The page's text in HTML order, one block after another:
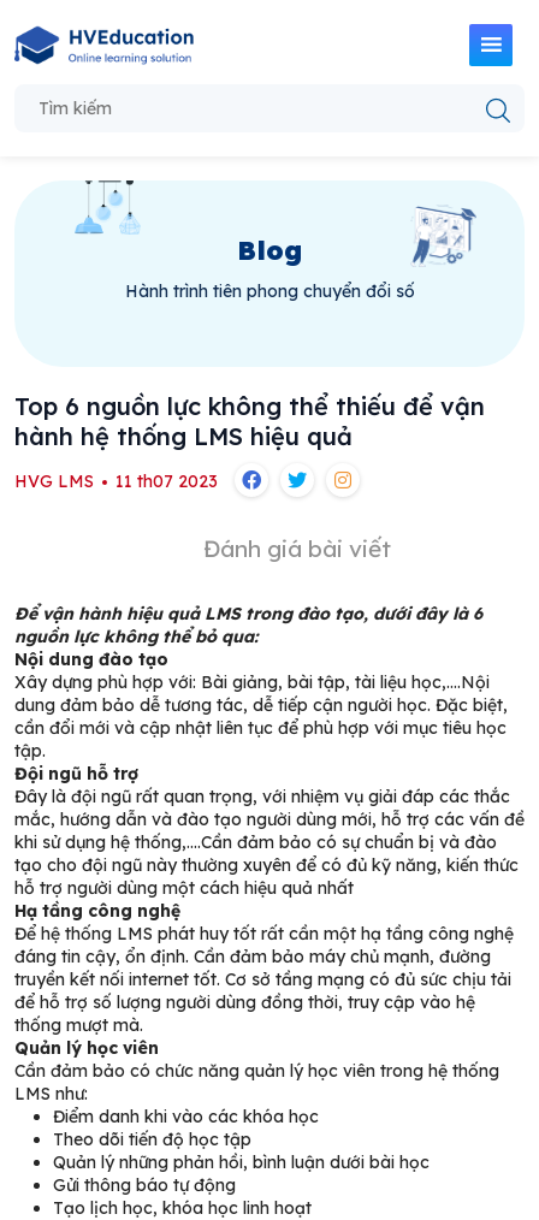
Blog
Hành trình tiên phong chuyển đổi số
Top 6 nguồn lực không thể thiếu để vận
hành hệ thống LMS hiệu quả
HVG LMS 11 th07 2023
Đánh giá bài viết
Để vận hành hiệu quả LMS trong đào tạo, dưới đây là 6
nguồn lực không thể bỏ qua:
Nội dung đào tạo
Xây dựng phù hợp với: Bài giảng, bài tập, tài liệu học,….Nội
dung đảm bảo dễ tương tác, dễ tiếp cận người học. Đặc biệt,
cần đổi mới và cập nhật liên tục để phù hợp với mục tiêu học
tập.
Đội ngũ hỗ trợ
Đây là đội ngũ rất quan trọng, với nhiệm vụ giải đáp các thắc
mắc, hướng dẫn và đào tạo người dùng mới, hỗ trợ các vấn đề
khi sử dụng hệ thống,….Cần đảm bảo có sự chuẩn bị và đào
tạo cho đội ngũ này thường xuyên để có đủ kỹ năng, kiến thức
hỗ trợ người dùng một cách hiệu quả nhất
Hạ tầng công nghệ
Để hệ thống LMS phát huy tốt rất cần một hạ tầng công nghệ
đáng tin cậy, ổn định. Cần đảm bảo máy chủ mạnh, đường
truyền kết nối internet tốt. Cơ sở tầng mạng có đủ sức chịu tải
để hỗ trợ số lượng người dùng đồng thời, truy cập vào hệ
thống mượt mà.
Quản lý học viên
Cần đảm bảo có chức năng quản lý học viên trong hệ thống
LMS như:
Điểm danh khi vào các khóa học
Theo dõi tiến độ học tập
Quản lý những phản hồi, bình luận dưới bài học
Gửi thông báo tự động
Tạo lịch học, khóa học linh hoạt